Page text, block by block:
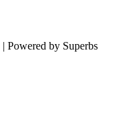
| Powered by Superbs